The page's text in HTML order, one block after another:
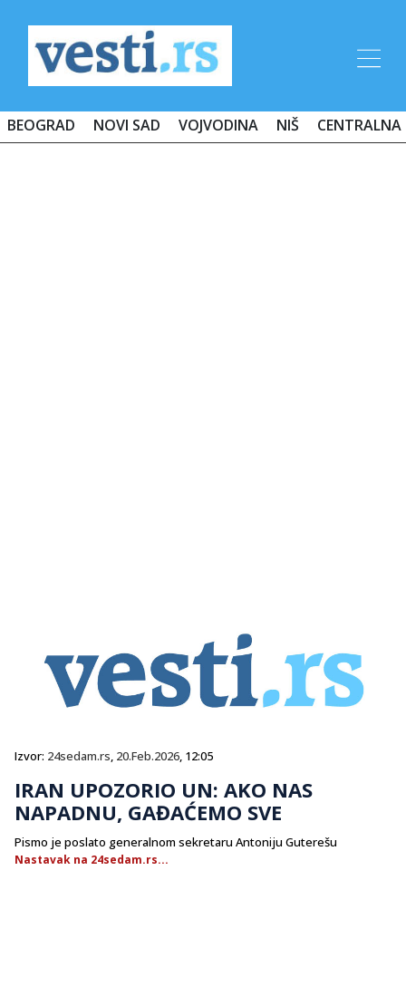
BEOGRAD NOVI SAD VOJVODINA NIŠ CENTRALNA
Izvor: 24sedam.rs, 20.Feb.2026, 12:05
IRAN UPOZORIO UN: AKO NAS
NAPADNU, GAĐAĆEMO SVE
Pismo je poslato generalnom sekretaru Antoniju Guterešu
Nastavak na 24sedam.rs...